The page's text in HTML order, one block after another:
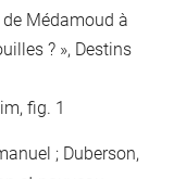
de Médamoud à
? », Destins
fig. 1
; Duberson,